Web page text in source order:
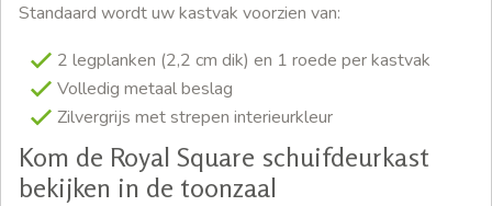
Standaard wordt uw kastvak voorzien van:
2 legplanken (2,2 cm dik) en 1 roede per kastvak
Volledig metaal beslag
Zilvergrijs met strepen interieurkleur
Kom de Royal Square schuifdeurkast
bekijken in de toonzaal